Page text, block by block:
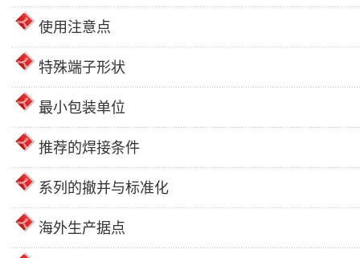
使用注意点
特殊端子形状
最小包装单位
推荐的焊接条件
系列的撤并与标准化
海外生产据点